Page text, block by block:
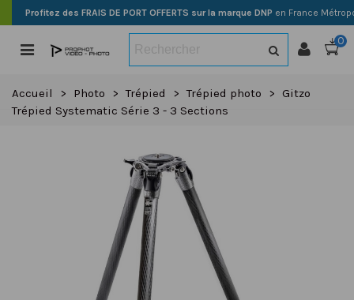
Profitez des FRAIS DE PORT OFFERTS sur la marque DNP en France
0
Accueil > Photo > Trépied > Trépied photo > Gitzo
Trépied Systematic Série 3 - 3 Sections